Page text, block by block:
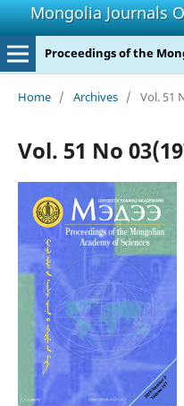
Mongolia Journals
Proceedings of the
Home / Archives / Vol. 51
Vol. 51 No